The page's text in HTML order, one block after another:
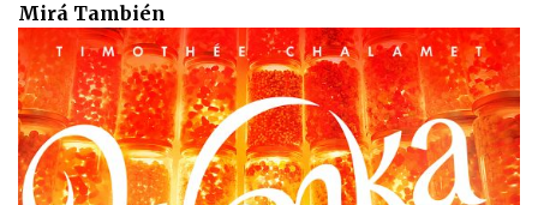
Mirá También